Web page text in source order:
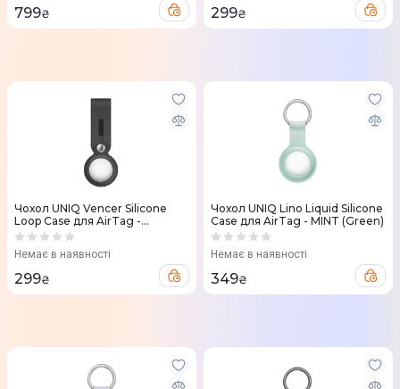
799₴ 299₴
Чохол UNIQ Vencer Silicone
Loop Case для AirTag -
CHARCOAL (Dark Grey)
Немає в наявності
299₴
Чохол UNIQ Lino Liquid Silicone
Case для AirTag - MINT (Green)
Немає в наявності
349₴